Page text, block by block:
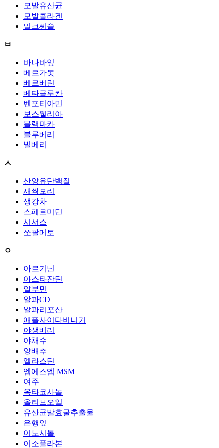
모발유산균
모발콜라겐
밀크씨슬
ㅂ
바나바잎
베르가못
베르베린
베타글루칸
벤포티아민
보스웰리아
블랙마카
블루베리
빌베리
ㅅ
산양유단백질
새싹보리
생강차
스페르미딘
시서스
쏘팔메토
ㅇ
아르기닌
아스타잔틴
알부민
알파CD
알파리포산
애플사이다비니거
야생베리
야채수
양배추
엘라스틴
엠에스엠 MSM
여주
옥타코사놀
올리브오일
유산균발효굴추출물
은행잎
이노시톨
이소플라본